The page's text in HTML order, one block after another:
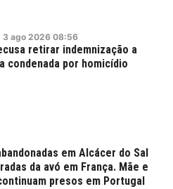
3 ago 2026 08:56
retirar indemnização a
condenada por homicídio
em Alcácer do Sal
da avó em França. Mãe e
presos em Portugal